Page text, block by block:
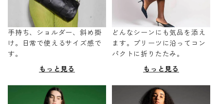
手持ち、ショルダー、斜め掛
け。日常で使えるサイズ感で
す。
もっと見る
どんなシーンにも気品を添え
ます。プリーツに沿ってコン
パクトに折りたたみ。
もっと見る